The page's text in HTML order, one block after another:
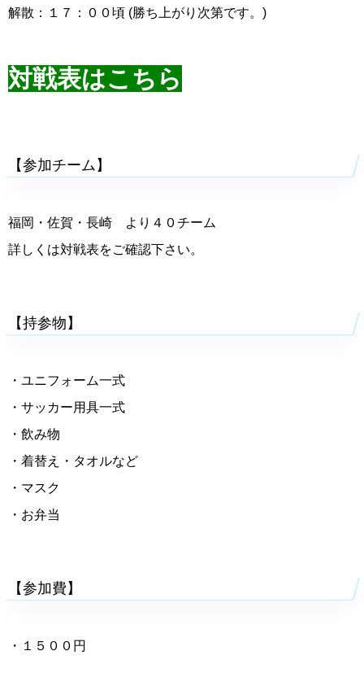
解散：１７：００頃 (勝ち上がり次第です。)
対戦表はこちら
【参加チーム】
福岡・佐賀・長崎 より４０チーム
詳しくは対戦表をご確認下さい。
【持参物】
・ユニフォーム一式
・サッカー用具一式
・飲み物
・着替え・タオルなど
・マスク
・お弁当
【参加費】
・１５００円